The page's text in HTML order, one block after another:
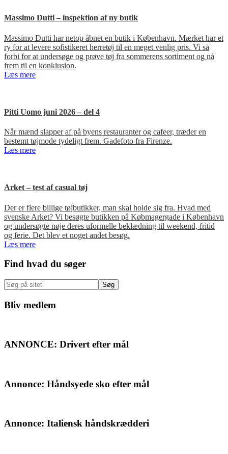
Massimo Dutti – inspektion af ny butik
Massimo Dutti har netop åbnet en butik i København. Mærket har et
ry for at levere sofistikeret herretøj til en meget venlig pris. Vi så
forbi for at undersøge og prøve tøj fra sommerens sortiment og nå
frem til en konklusion.
Læs mere
Pitti Uomo juni 2026 – del 4
Når mænd slapper af på byens restauranter og cafeer, træder en
bestemt tøjmode tydeligt frem. Gadefoto fra Firenze.
Læs mere
Arket – test af casual tøj
Der er flere billige tøjbutikker, man skal holde sig fra. Hvad med
svenske Arket? Vi besøgte butikken på Købmagergade i København
og undersøgte nøje deres uformelle beklædning til weekend, fritid
og ferie. Det blev et noget andet besøg.
Læs mere
Primær
Sidebar
Find hvad du søger
Søg
på
sitet
Bliv medlem
ANNONCE: Drivert efter mål
Annonce: Håndsyede sko efter mål
Annonce: Italiensk håndskrædderi